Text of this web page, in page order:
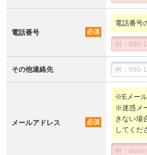
電話番号 必須
電話番号
その他連絡先
メールアドレス 必須
※Eメー
※迷惑メ
きない場
してくだ